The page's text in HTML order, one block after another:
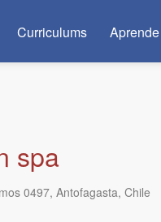
Curriculums Aprende
spa
0497, Antofagasta, Chile